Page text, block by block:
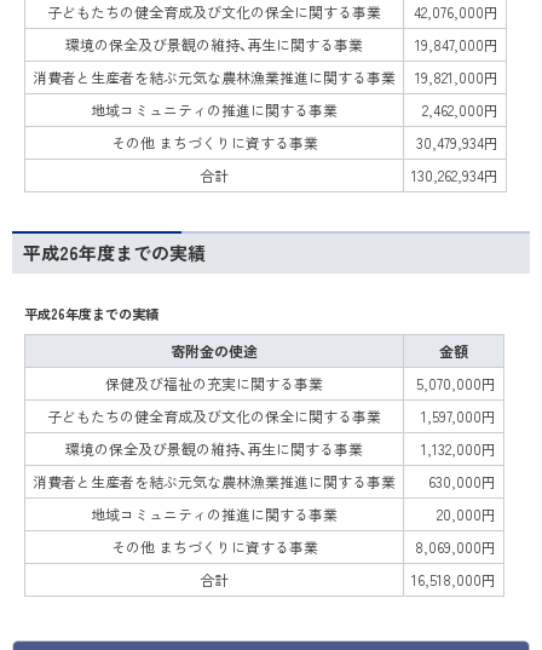
子どもたちの健全育成及び文化の保全に関する事業
42,076,000円
環境の保全及び景観の維持、再生に関する事業
19,847,000円
消費者と生産者を結ぶ元気な農林漁業推進に関する事業
19,821,000円
地域コミュニティの推進に関する事業
2,462,000円
その他 まちづくりに資する事業
30,479,934円
合計
130,262,934円
平成26年度までの実績
平成26年度までの実績
寄附金の使途
金額
保健及び福祉の充実に関する事業
5,070,000円
子どもたちの健全育成及び文化の保全に関する事業
1,597,000円
環境の保全及び景観の維持、再生に関する事業
1,132,000円
消費者と生産者を結ぶ元気な農林漁業推進に関する事業
630,000円
地域コミュニティの推進に関する事業
20,000円
その他 まちづくりに資する事業
8,069,000円
合計
16,518,000円